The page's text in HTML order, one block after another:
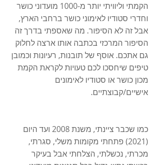
הקמתי וליוויתי יותר מ-1000 מועדוני כושר
וחדרי סטודיו לאימוני כושר ברחבי הארץ,
אבל זה לא הסיפור. מה שאספתי בדרך זה
הסיפור המרכזי בכתבה אותו ארצה לחלוק
גם אתכם. אוסף של תובנות, רעיונות וכמובן
טיפים שיחסכו לכם טעויות לקראת הקמת
מכון כושר או סטודיו לאימונים
אישיים/קבוצתיים.
כמו שכבר ציינתי, משנת 2008 ועד היום
(2021) פתחתי מקומות משלי, סגרתי,
מכרתי, נכשלתי, הצלחתי אבל בעיקר